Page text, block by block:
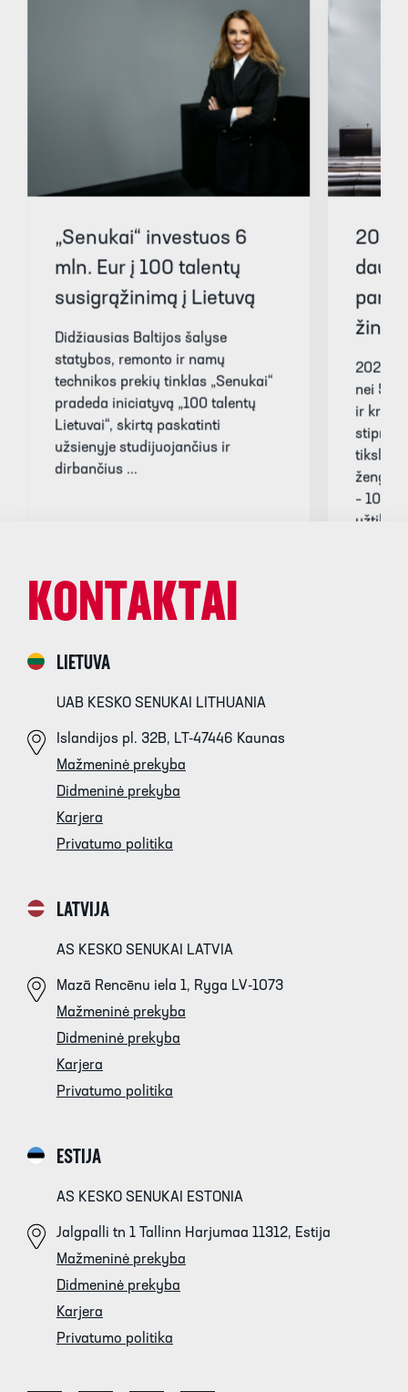
„Senukai“ investuos 6
mln. Eur į 100 talentų
susigrąžinimą į Lietuvą
Didžiausias Baltijos šalyse
statybos, remonto ir namų
technikos prekių tinklas „Senukai“
pradeda iniciatyvą „100 talentų
Lietuvai“, skirtą paskatinti
užsienyje studijuojančius ir
dirbančius ...
2024
2024
nei 58
ir
– 100
KONTAKTAI
LIETUVA
UAB KESKO SENUKAI LITHUANIA
Islandijos pl. 32B, LT-47446 Kaunas
Mažmeninė prekyba
Didmeninė prekyba
Karjera
Privatumo politika
LATVIJA
AS KESKO SENUKAI LATVIA
Mazā Rencēnu iela 1, Ryga LV-1073
Mažmeninė prekyba
Didmeninė prekyba
Karjera
Privatumo politika
ESTIJA
AS KESKO SENUKAI ESTONIA
Jalgpalli tn 1 Tallinn Harjumaa 11312, Estija
Mažmeninė prekyba
Didmeninė prekyba
Karjera
Privatumo politika